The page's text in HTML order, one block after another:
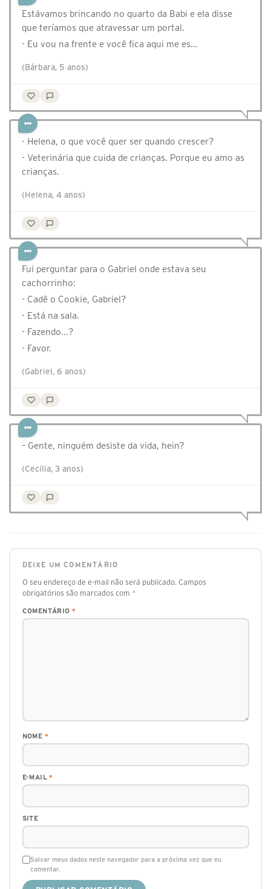
Estávamos brincando no quarto da Babi e ela disse
que teríamos que atravessar um portal.
- Eu vou na frente e você fica aqui me es…
(Bárbara, 5 anos)
- Helena, o que você quer ser quando crescer?
- Veterinária que cuida de crianças. Porque eu amo as
crianças.
(Helena, 4 anos)
Fui perguntar para o Gabriel onde estava seu
cachorrinho:
- Cadê o Cookie, Gabriel?
- Está na sala.
- Fazendo...?
- Favor.
(Gabriel, 6 anos)
– Gente, ninguém desiste da vida, hein?
(Cecília, 3 anos)
DEIXE UM COMENTÁRIO
O seu endereço de e-mail não será publicado. Campos
obrigatórios são marcados com *
COMENTÁRIO *
NOME *
E-MAIL*
SITE
Salvar meus dados neste navegador para a próxima vez que eu
comentar.